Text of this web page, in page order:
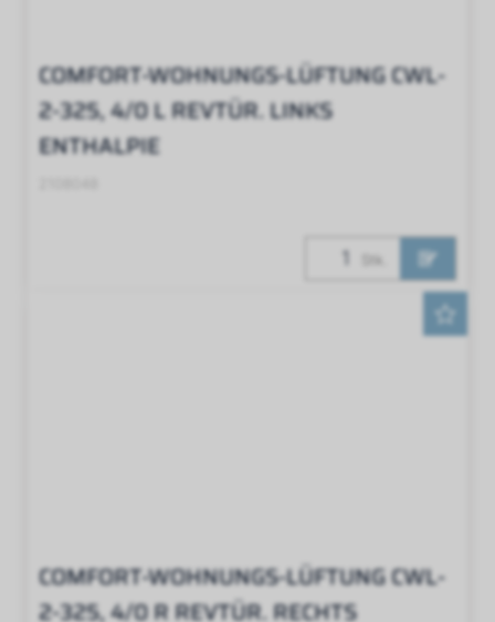
COMFORT-WOHNUNGS-LÜFTUNG CWL-
2-325, 4/0 L REVTÜR. LINKS
ENTHALPIE
Stk.
COMFORT-WOHNUNGS-LÜFTUNG CWL-
2-325, 4/0 R REVTÜR. RECHTS